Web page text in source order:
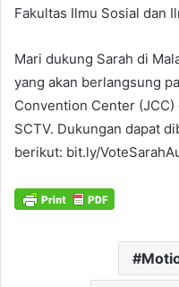
Fakultas Ilmu Sosial dan
Mari dukung Sarah di
yang akan berlangsung
Convention Center
SCTV. Dukungan dapat
berikut: bit.ly/